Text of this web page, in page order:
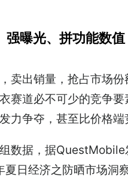
强曝光、拼功能数值
卖出销量，抢占市场份
赛道必不可少的竞争
力争夺，甚至比价格端
数据，据QuestMobile
夏日经济之防晒市场洞